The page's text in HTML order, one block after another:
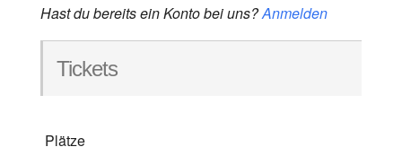
Hast du bereits ein Konto bei uns?Anmelden
Tickets
Plätze